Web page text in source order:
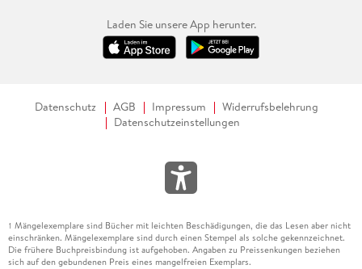
Laden Sie unsere App herunter.
Datenschutz AGB Impressum
Widerrufsbelehrung
Datenschutzeinstellungen
1 Mängelexemplare sind Bücher mit leichten Beschädigungen, die das Lesen aber nicht
einschränken. Mängelexemplare sind durch einen Stempel als solche gekennzeichnet.
Die frühere Buchpreisbindung ist aufgehoben. Angaben zu Preissenkungen beziehen
sich auf den gebundenen Preis eines mangelfreien Exemplars.